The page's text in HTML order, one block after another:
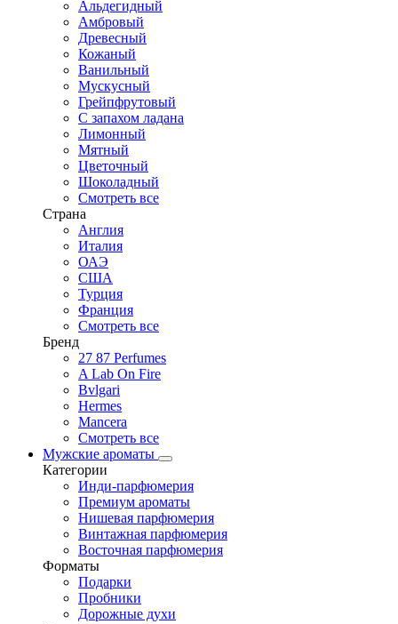
Альдегидный
Амбровый
Древесный
Кожаный
Ванильный
Мускусный
Грейпфрутовый
С запахом ладана
Лимонный
Мятный
Цветочный
Шоколадный
Смотреть все
Страна
Англия
Италия
ОАЭ
США
Турция
Франция
Смотреть все
Бренд
27 87 Perfumes
A Lab On Fire
Bvlgari
Hermes
Mancera
Смотреть все
Мужские ароматы
Категории
Инди-парфюмерия
Премиум ароматы
Нишевая парфюмерия
Винтажная парфюмерия
Восточная парфюмерия
Форматы
Подарки
Пробники
Дорожные духи